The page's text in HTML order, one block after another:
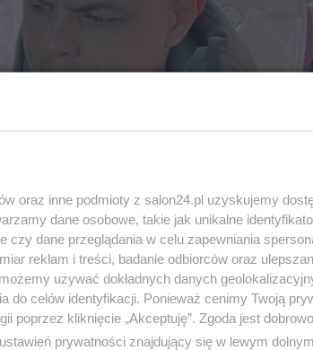
oraz inne podmioty z salon24.pl uzyskujemy
dane osobowe, takie jak unikalne
czy dane przeglądania w celu zapewniania
reklam i treści, badanie odbiorców oraz
używać dokładnych danych
do celów identyfikacji. Ponieważ cenimy Twoją
poprzez kliknięcie „Akceptuję”. Zgoda jest
prywatności znajdujący się w lewym